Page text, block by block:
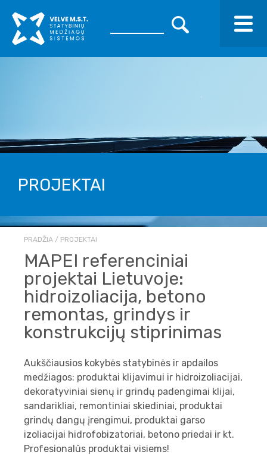
PROJEKTAI
PRADŽIA PROJEKTAI
MAPEI referenciniai
projektai Lietuvoje:
hidroizoliacija, betono
remontas, grindys ir
konstrukcijų stiprinimas
Aukščiausios kokybės statybinės ir apdailos
medžiagos: produktai klijavimui ir hidroizoliacijai,
dekoratyviniai sienų ir grindų padengimai klijai,
sandarikliai, remontiniai skiediniai, produktai
grindų dangų įrengimui, produktai garso
izoliacijai hidrofobizatoriai, betono priedai ir kt.
Profesionalūs produktai visiems!